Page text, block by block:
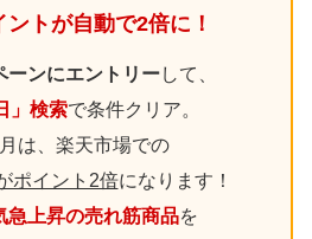
トが自動で2倍に！
ーンにエントリーして、
」検索で条件クリア。
は、楽天市場での
ポイント2倍になります！
急上昇の売れ筋商品を